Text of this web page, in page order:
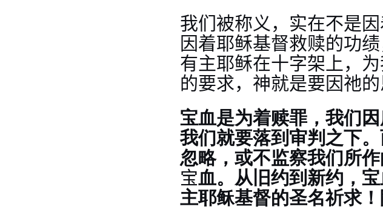
我们被称义，实在不是
因着耶稣基督救赎的功
有主耶稣在十字架上，
的要求，神就是要因祂的
宝血是为着赎罪，我们
我们就要落到审判之下
忽略，或不监察我们所
宝血。从旧约到新约，
主耶稣基督的圣名祈求！